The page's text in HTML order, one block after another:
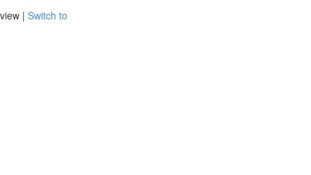
view | Switch to